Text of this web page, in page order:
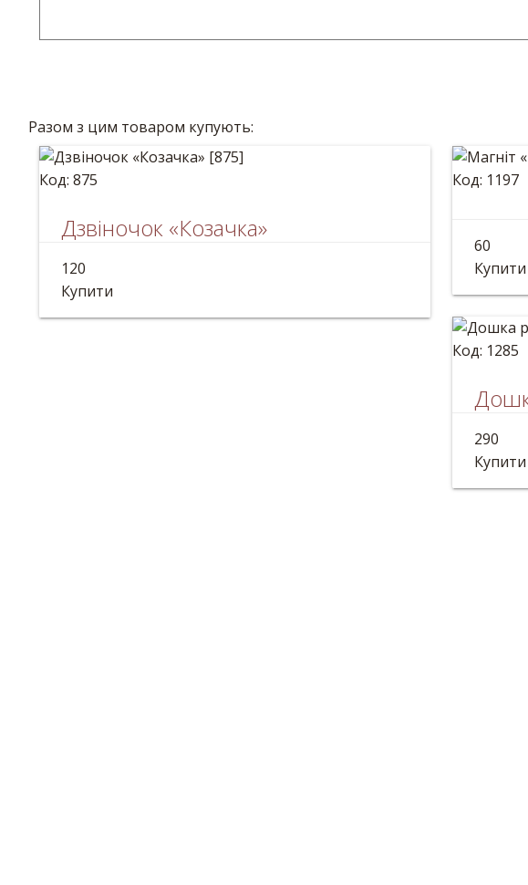
Разом з цим товаром купують:
Код: 875
Дзвіночок «Козачка»
Статуетка дзвіночок керамічний ручної роботи.
Висота: 13см
120
Купити
Код: 1197
Розмір:
60
Купити
Код: 1285
Дошка
290
Купити